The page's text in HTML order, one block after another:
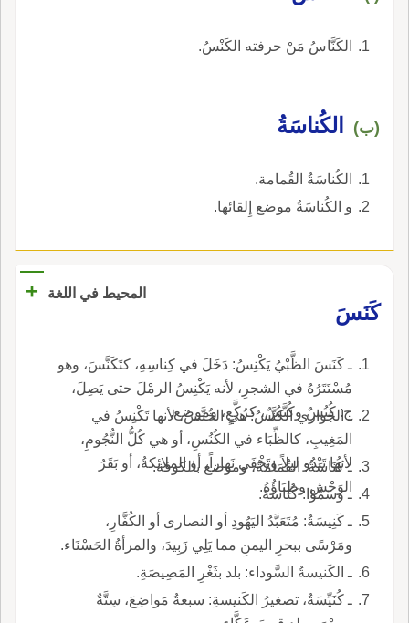
الكَنَّاسُ مَنْ حرفته الكَنْسُ.
(ب) الكُناسَةُ
الكُناسَةُ القُمامة.
و الكُناسَةُ موضع إِلقائها.
المحيط في اللغة
+
كَنَسَ
ـ كَنَسَ الظَّبْيُ يَكْنِسُ: دَخَلَ في كِناسِهِ، كتَكَنَّسَ، وهو
مُسْتَتَرُهُ في الشجرِ، لأنه يَكْنِسُ الرمْلَ حتى يَصِلَ،
ج: كُنُسٌ وكُنَّسٌ، كرُكَّعٍ، وموضع.
ـ الجَواري الكُنَّسُ: هي الخُنَّسُ، لأنها تَكْنِسُ في
المَغِيبِ، كالظِّبَاء في الكُنُسِ، أو هي كُلُّ النُّجُومِ،
لأنها تَبْدُو ليلاً وتَخْفَى نَهاراً، أو الملائكةُ، أو بَقَرُ
الوَحْشِ وظِبَاؤُهُ.
ـ كُنَاسَةُ: القُمَامَةُ، وموضع بالكوفة.
ـ وسَمَّوْا: كُنَاسَةَ.
ـ كَنِيسَةُ: مُتَعَبَّدُ اليَهُودِ أو النصارى أو الكُفَّارِ،
ومَرْسًى ببحرِ اليمنِ مما يَلِي زَبِيدَ، والمرأةُ الحَسْنَاء.
ـ الكَنيسةُ السَّوداء: بلد بثَغْرِ المَصِيصَةِ.
ـ كُنَيِّسَةُ، تصغيرُ الكَنيسةِ: سبعةُ مَواضِعَ، سِتَّةٌ